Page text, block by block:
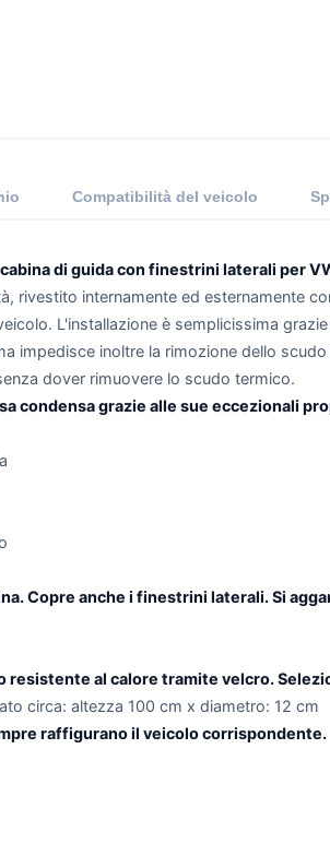
Compatibilità del veicolo
di guida con finestrini laterali per
rivestito internamente ed esternamente
L'installazione è semplicissima
impedisce inoltre la rimozione dello
dover rimuovere lo scudo termico.
condensa grazie alle sue eccezionali
Copre anche i finestrini laterali. Si
resistente al calore tramite velcro.
circa: altezza 100 cm x diametro: 12 cm
raffigurano il veicolo corrispondente.